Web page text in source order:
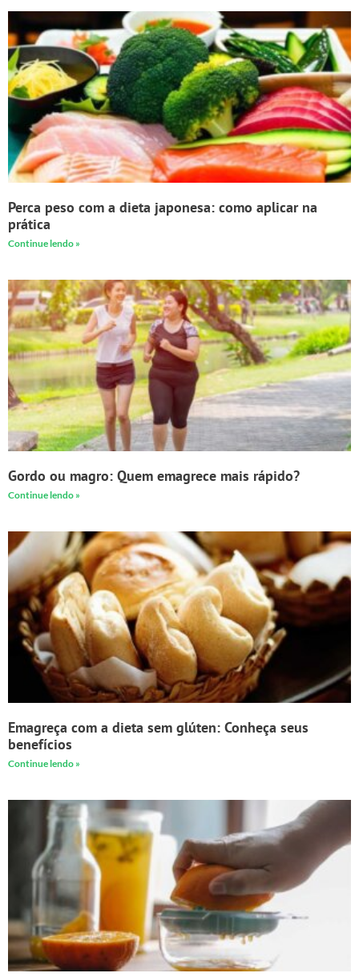
Perca peso com a dieta japonesa: como aplicar na
prática
Continue lendo »
Gordo ou magro: Quem emagrece mais rápido?
Continue lendo »
Emagreça com a dieta sem glúten: Conheça seus
benefícios
Continue lendo »